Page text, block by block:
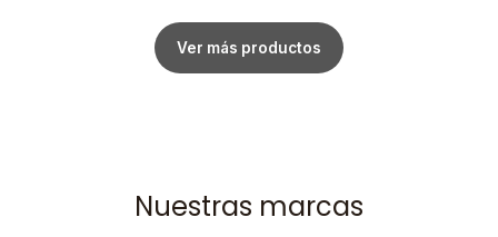
Ver más productos
Nuestras marcas